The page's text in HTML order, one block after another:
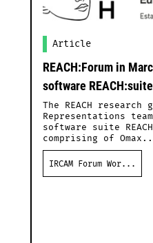
Article
REACH:Forum in
software
The REACH research
Representations
software suite
comprising of
IRCAM Forum Wor...